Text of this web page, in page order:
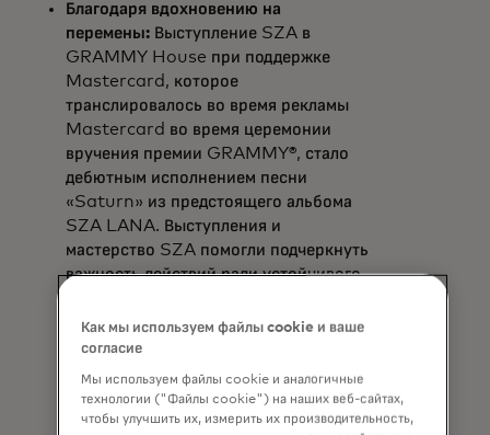
Благодаря вдохновению на
перемены: Выступление SZA в
GRAMMY House при поддержке
Mastercard, которое
транслировалось во время рекламы
Mastercard во время церемонии
вручения премии GRAMMY®, стало
дебютным исполнением песни
«Saturn» из предстоящего альбома
SZA LANA. Выступления и
мастерство SZA помогли подчеркнуть
важность действий ради устойчивого
воскресенья, 4 февраля, Mastercard
начнёт розыгрыш в Instagram, где
держатели карты смогут принять
участие в возможности выиграть
собственное семя дерева, включённое
Как мы используем файлы cookie и ваше
согласие
Мы используем файлы cookie и аналогичные
технологии ("Файлы cookie") на наших веб-сайтах,
чтобы улучшить их, измерить их производительность,